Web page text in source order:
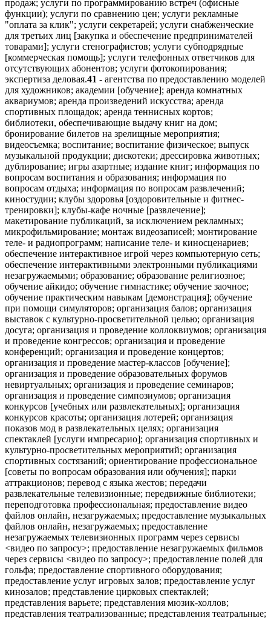
продаж; услуги по программированию встреч (офисные
функции); услуги по сравнению цен; услуги рекламные
"оплата за клик"; услуги секретарей; услуги снабженческие
для третьих лиц [закупка и обеспечение предпринимателей
товарами]; услуги стенографистов; услуги субподрядные
[коммерческая помощь]; услуги телефонных ответчиков для
отсутствующих абонентов; услуги фотокопирования;
экспертиза деловая.41 - агентства по предоставлению моделей
для художников; академии [обучение]; аренда комнатных
аквариумов; аренда произведений искусства; аренда
спортивных площадок; аренда теннисных кортов;
библиотеки, обеспечивающие выдачу книг на дом;
бронирование билетов на зрелищные мероприятия;
видеосъемка; воспитание; воспитание физическое; выпуск
музыкальной продукции; дискотеки; дрессировка животных;
дублирование; игры азартные; издание книг; информация по
вопросам воспитания и образования; информация по
вопросам отдыха; информация по вопросам развлечений;
киностудии; клубы здоровья [оздоровительные и фитнес-
тренировки]; клубы-кафе ночные [развлечение];
макетирование публикаций, за исключением рекламных;
микрофильмирование; монтаж видеозаписей; монтирование
теле- и радиопрограмм; написание теле- и киносценариев;
обеспечение интерактивное игрой через компьютерную сеть;
обеспечение интерактивными электронными публикациями
незагружаемыми; образование; образование религиозное;
обучение айкидо; обучение гимнастике; обучение заочное;
обучение практическим навыкам [демонстрация]; обучение
при помощи симуляторов; организация балов; организация
выставок с культурно-просветительной целью; организация
досуга; организация и проведение коллоквиумов; организация
и проведение конгрессов; организация и проведение
конференций; организация и проведение концертов;
организация и проведение мастер-классов [обучение];
организация и проведение образовательных форумов
невиртуальных; организация и проведение семинаров;
организация и проведение симпозиумов; организация
конкурсов [учебных или развлекательных]; организация
конкурсов красоты; организация лотерей; организация
показов мод в развлекательных целях; организация
спектаклей [услуги импресарио]; организация спортивных и
культурно-просветительных мероприятий; организация
спортивных состязаний; ориентирование профессиональное
[советы по вопросам образования или обучения]; парки
аттракционов; перевод с языка жестов; передачи
развлекательные телевизионные; передвижные библиотеки;
переподготовка профессиональная; предоставление видео
файлов онлайн, незагружаемых; предоставление музыкальных
файлов онлайн, незагружаемых; предоставление
незагружаемых телевизионных программ через сервисы
<видео по запросу>; предоставление незагружаемых фильмов
через сервисы <видео по запросу>; предоставление полей для
гольфа; предоставление спортивного оборудования;
предоставление услуг игровых залов; предоставление услуг
кинозалов; представление цирковых спектаклей;
представления варьете; представления мюзик-холлов;
представления театрализованные; представления театральные;